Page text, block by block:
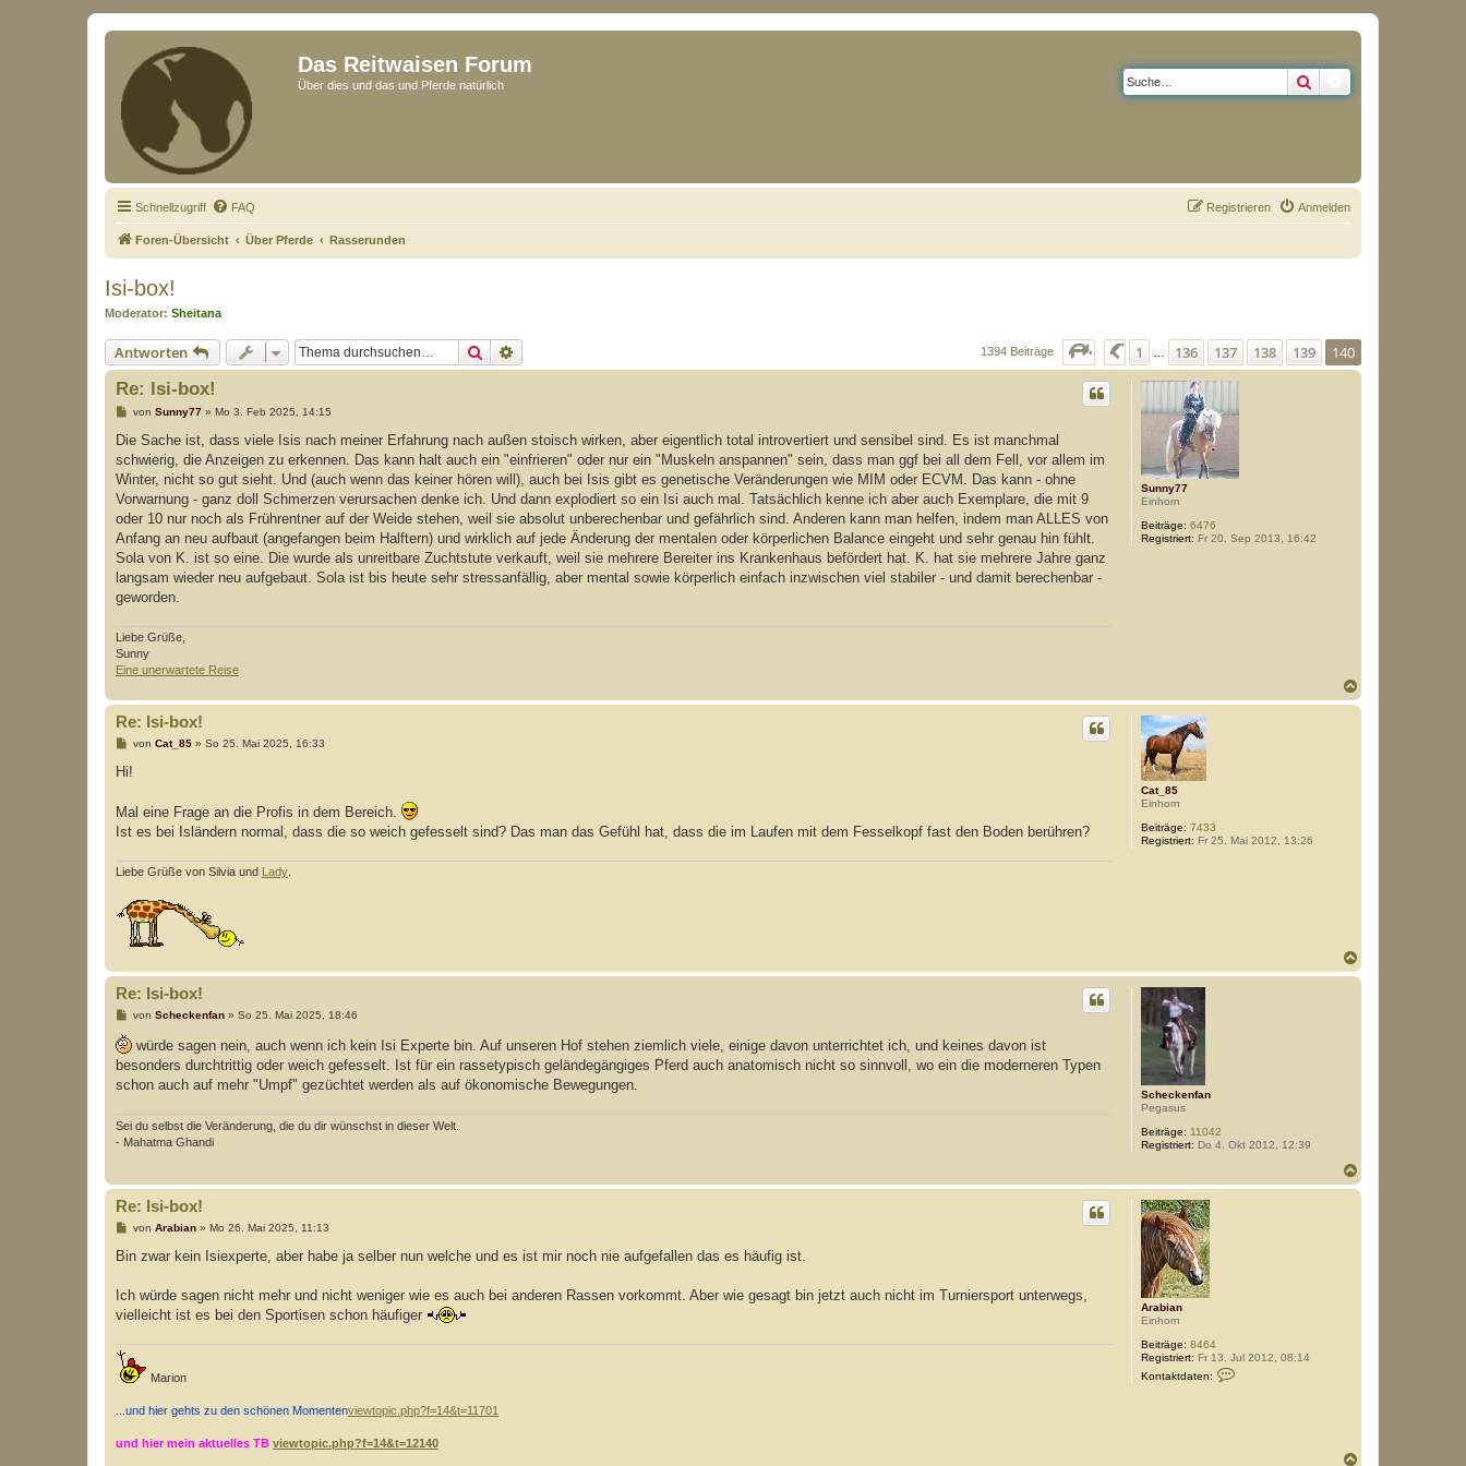
Das Reitwaisen Forum
Über dies und das und Pferde natürlich
Schnellzugriff FAQ Anmelden
Registrieren
Foren-Übersicht Über Pferde Rasserunden
Isi-box!
Moderator: Sheitana
Antworten Suche 1394 Beiträge Seite 140 von140
Vorherige
1 136 137 138 139 140
Sunny77
Einhorn
Beiträge: 6476
Registriert: Fr 20. Sep 2013, 16:42
Re: Isi-box!
B
i
r
a
von Sunny77» Mo 3. Feb 2025, 14:15
Die Sache ist, dass viele Isis nach meiner Erfahrung nach außen stoisch wirken, aber eigentlich total introvertiert und sensibel sind. Es ist manchmal
schwierig, die Anzeigen zu erkennen. Das kann halt auch ein "einfrieren" oder nur ein "Muskeln anspannen" sein, dass man ggf bei all dem Fell, vor allem im
Winter, nicht so gut sieht. Und (auch wenn das keiner hören will), auch bei Isis gibt es genetische Veränderungen wie MIM oder ECVM. Das kann - ohne
Vorwarnung - ganz doll Schmerzen verursachen denke ich. Und dann explodiert so ein Isi auch mal. Tatsächlich kenne ich aber auch Exemplare, die mit 9
oder 10 nur noch als Frührentner auf der Weide stehen, weil sie absolut unberechenbar und gefährlich sind. Anderen kann man helfen, indem man ALLES von
Anfang an neu aufbaut (angefangen beim Halftern) und wirklich auf jede Änderung der mentalen oder körperlichen Balance eingeht und sehr genau hin fühlt.
Sola von K. ist so eine. Die wurde als unreitbare Zuchtstute verkauft, weil sie mehrere Bereiter ins Krankenhaus befördert hat. K. hat sie mehrere Jahre ganz
langsam wieder neu aufgebaut. Sola ist bis heute sehr stressanfällig, aber mental sowie körperlich einfach inzwischen viel stabiler - und damit berechenbar -
geworden.
Liebe Grüße,
Sunny
Eine unerwartete Reise
a
Cat_85
Einhorn
Beiträge: 7433
Registriert: Fr 25. Mai 2012, 13:26
Re: Isi-box!
B
i
a
g
von Cat_85» So 25. Mai 2025, 16:33
Hi!
Mal eine Frage an die Profis in dem Bereich.
Ist es bei Isländern normal, dass die so weich gefesselt sind? Das man das Gefühl hat, dass die im Laufen mit dem Fesselkopf fast den Boden berühren?
Liebe Grüße von Silvia und Lady.
a
c
Scheckenfan
Pegasus
Beiträge: 11042
Registriert: Do 4. Okt 2012, 12:39
Re: Isi-box!
B
i
t
r
a
g
von Scheckenfan» So 25. Mai 2025, 18:46
würde sagen nein, auch wenn ich kein Isi Experte bin. Auf unseren Hof stehen ziemlich viele, einige davon unterrichtet ich, und keines davon ist
besonders durchtrittig oder weich gefesselt. Ist für ein rassetypisch geländegängiges Pferd auch anatomisch nicht so sinnvoll, wo ein die moderneren Typen
schon auch auf mehr "Umpf" gezüchtet werden als auf ökonomische Bewegungen.
Sei du selbst die Veränderung, die du dir wünschst in dieser Welt.
- Mahatma Ghandi
a
Arabian
Einhorn
Beiträge: 8464
Registriert: Fr 13. Jul 2012, 08:14
Kontaktdaten:
Re: Isi-box!
B
i
a
von Arabian» Mo 26. Mai 2025, 11:13
Bin zwar kein Isiexperte, aber habe ja selber nun welche und es ist mir noch nie aufgefallen das es häufig ist.
Ich würde sagen nicht mehr und nicht weniger wie es auch bei anderen Rassen vorkommt. Aber wie gesagt bin jetzt auch nicht im Turniersport unterwegs,
vielleicht ist es bei den Sportisen schon häufiger
Marion
...und hier gehts zu den schönen Momentenviewtopic.php?f=14&t=11701
und hier mein aktuelles TB viewtopic.php?f=14&t=12140